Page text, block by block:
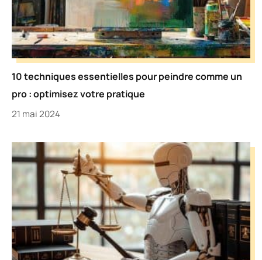
10 techniques essentielles pour peindre comme un
pro : optimisez votre pratique
21 mai 2024